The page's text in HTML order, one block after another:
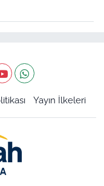
Yayın İlkeleri